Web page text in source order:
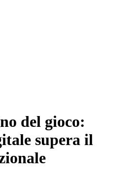
del gioco:
supera il